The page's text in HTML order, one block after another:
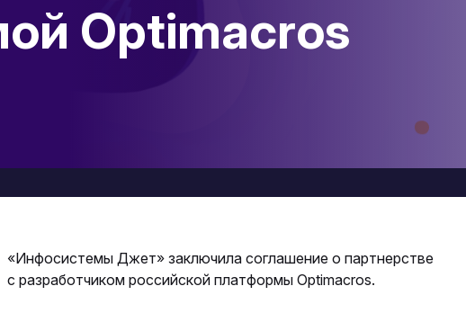
Optimacros
«Инфосистемы Джет» заключила соглашение о партнерстве
с разработчиком российской платформы Optimacros.